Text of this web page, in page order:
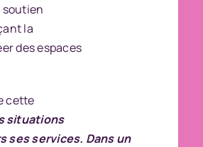
soutien
la
des espaces
cette
situations
ses services. Dans un